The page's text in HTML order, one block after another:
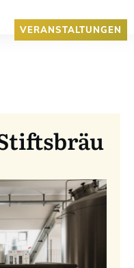
VERANSTALTUNGEN